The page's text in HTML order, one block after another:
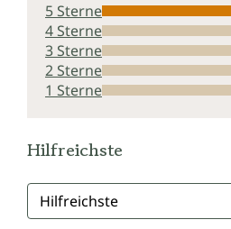
5 Sterne
4 Sterne
3 Sterne
2 Sterne
1 Sterne
Hilfreichste